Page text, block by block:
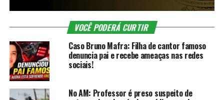
VOCÊ PODERÁ CURTIR
Caso Bruno Mafra: Filha de cantor famoso
denuncia pai e recebe ameaças nas redes
sociais!
No AM: Professor é preso suspeito de